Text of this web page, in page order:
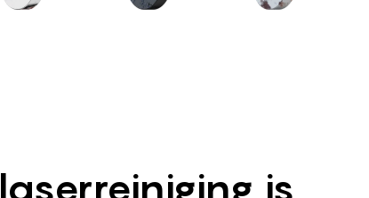
laserreiniging is